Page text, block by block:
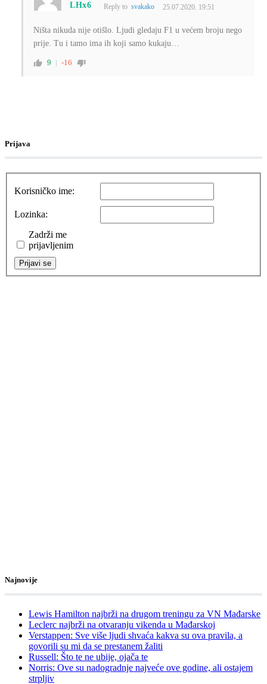
LHx6 Reply to svakako 25.07.2020. 19:51
Ništa nikuda nije otišlo. Ljudi gledaju F1 u većem broju nego
prije. Tu i tamo ima ih koji samo kukaju…
9 -16
Prijava
Korisničko ime:
Lozinka:
Zadrži me
prijavljenim
Prijavi se
Najnovije
Lewis Hamilton najbrži na drugom treningu za VN Mađarske
Leclerc najbrži na otvaranju vikenda u Mađarskoj
Verstappen: Sve više ljudi shvaća kakva su ova pravila, a
govorili su mi da se prestanem žaliti
Russell: Što te ne ubije, ojača te
Norris: Ove su nadogradnje najveće ove godine, ali ostajem
strpljiv